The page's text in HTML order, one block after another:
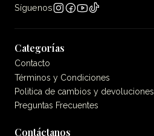
Síguenos
Categorías
Contacto
Términos y Condiciones
Politica de cambios y devoluciones
Preguntas Frecuentes
Contáctanos